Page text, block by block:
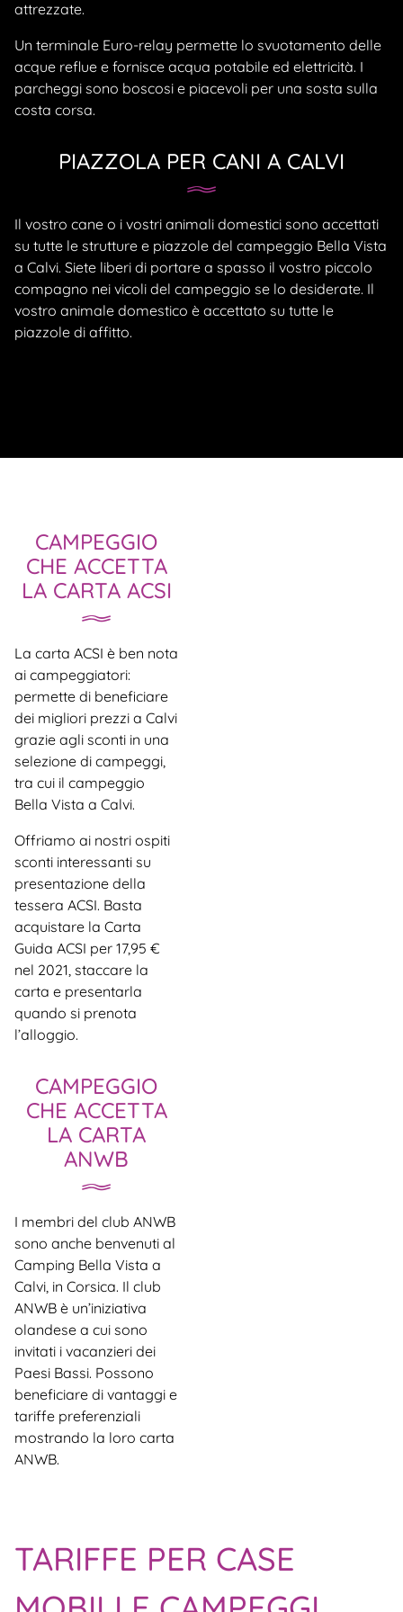
attrezzate.
Un terminale Euro-relay permette lo svuotamento delle
acque reflue e fornisce acqua potabile ed elettricità. I
parcheggi sono boscosi e piacevoli per una sosta sulla
costa corsa.
PIAZZOLA PER CANI A CALVI
Il vostro cane o i vostri animali domestici sono accettati
su tutte le strutture e piazzole del campeggio Bella Vista
a Calvi. Siete liberi di portare a spasso il vostro piccolo
compagno nei vicoli del campeggio se lo desiderate. Il
vostro animale domestico è accettato su tutte le
piazzole di affitto.
CAMPEGGIO
CHE ACCETTA
LA CARTA ACSI
La carta ACSI è ben nota
ai campeggiatori:
permette di beneficiare
dei migliori prezzi a Calvi
grazie agli sconti in una
selezione di campeggi,
tra cui il campeggio
Bella Vista a Calvi.
Offriamo ai nostri ospiti
sconti interessanti su
presentazione della
tessera ACSI. Basta
acquistare la Carta
Guida ACSI per 17,95 €
nel 2021, staccare la
carta e presentarla
quando si prenota
l’alloggio.
CAMPEGGIO
CHE ACCETTA
LA CARTA
ANWB
I membri del club ANWB
sono anche benvenuti al
Camping Bella Vista a
Calvi, in Corsica. Il club
ANWB è un’iniziativa
olandese a cui sono
invitati i vacanzieri dei
Paesi Bassi. Possono
beneficiare di vantaggi e
tariffe preferenziali
mostrando la loro carta
ANWB.
TARIFFE PER CASE